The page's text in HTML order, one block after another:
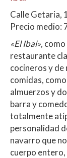
Calle Getaria,
Precio medio:
«El Ibai»,
restaurante
cocineros y de
comidas,
almuerzos y
barra y
totalmente
personalidad
navarro que
cuerpo